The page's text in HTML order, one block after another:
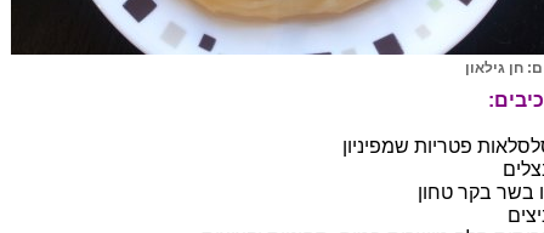
חן גילאון
בשר בקר טחון